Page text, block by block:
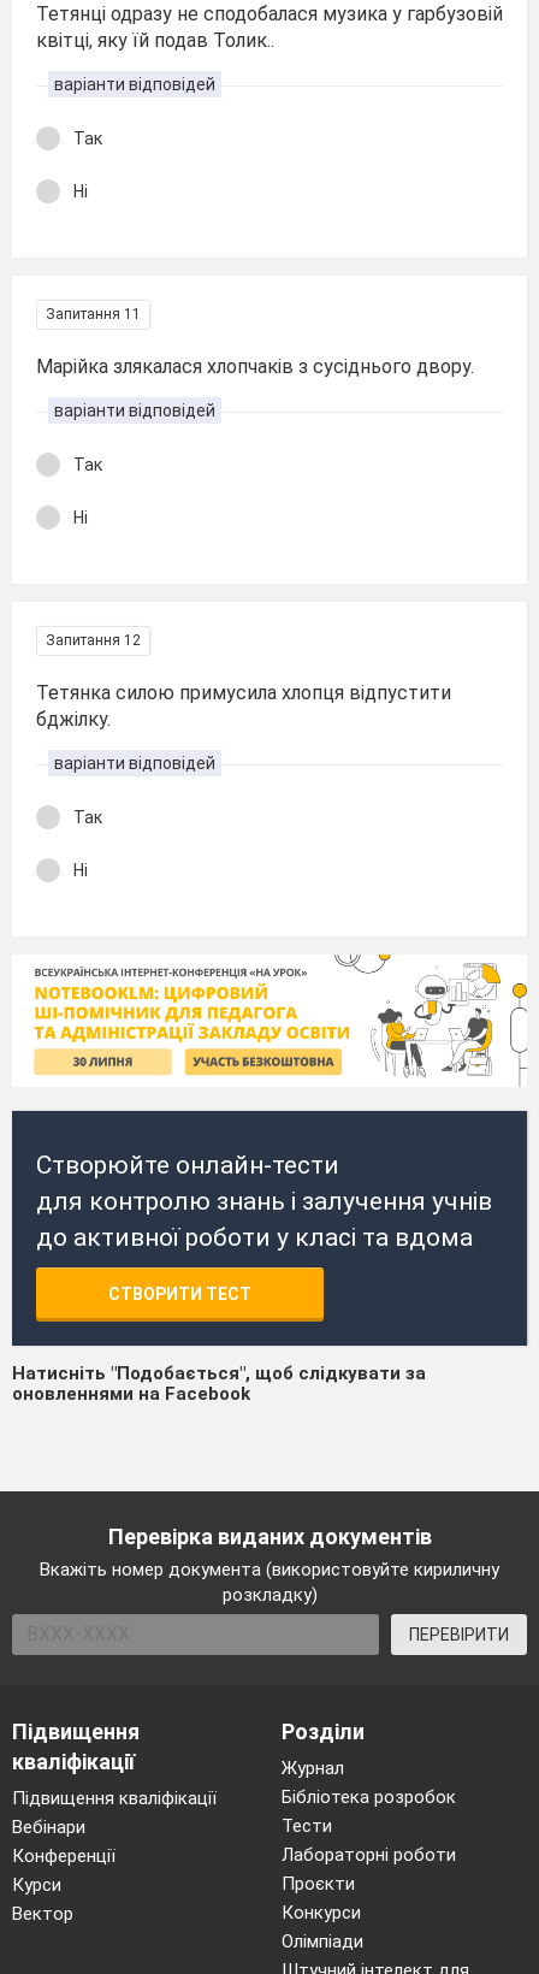
Тетянці одразу не сподобалася музика у гарбузовій
квітці, яку їй подав Толик..
варіанти відповідей
Так
Ні
Запитання 11
Марійка злякалася хлопчаків з сусіднього двору.
варіанти відповідей
Так
Ні
Запитання 12
Тетянка силою примусила хлопця відпустити
бджілку.
варіанти відповідей
Так
Ні
Створюйте онлайн-тести
для контролю знань і залучення учнів
до активної роботи у класі та вдома
СТВОРИТИ ТЕСТ
Натисніть "Подобається", щоб слідкувати за
оновленнями на Facebook
Перевірка виданих документів
Вкажіть номер документа (використовуйте кириличну
розкладку)
ПЕРЕВІРИТИ
Підвищення
кваліфікації
Підвищення кваліфікації
Вебінари
Конференції
Курси
Вектор
Розділи
Журнал
Бібліотека розробок
Тести
Лабораторні роботи
Проєкти
Конкурси
Олімпіади